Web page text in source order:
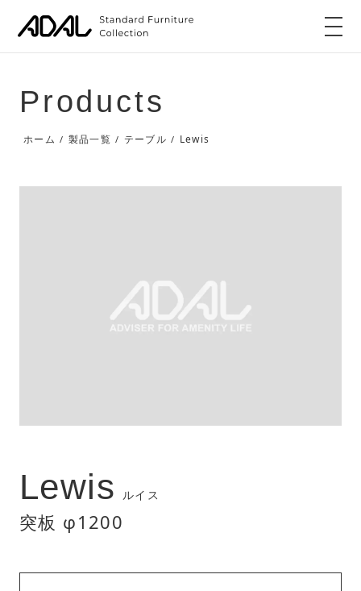
Products
ホーム / 製品一覧 / テーブル / Lewis
Lewis ルイス
突板 φ1200